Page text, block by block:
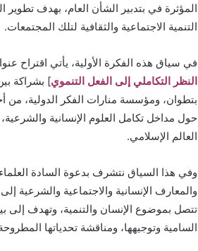
المؤثرة في بتدبير الشأن العام، بهدف تطوير
التنمية الاجتماعية والثقافية لتلك المجتمعات.
في سياق هذه الفكرة الأولية، يأتي اقتراح
النظر التكاملي إلى الفعل التنموي] بشراكة
بتطوان، ومؤسسة منارات الفكر الدولية،
حول مداخل تكامل العلوم الإنسانية
العالم الإسلامي.
وفي هذا السياق نتشرف بدعوة السادة
والمعارف الإنسانية والاجتماعية والشرعية
تتصل بموضوع الإنسان والتنمية، وتهدف إلى
السامية وتوجيهها، ومناقشة تحدياتها